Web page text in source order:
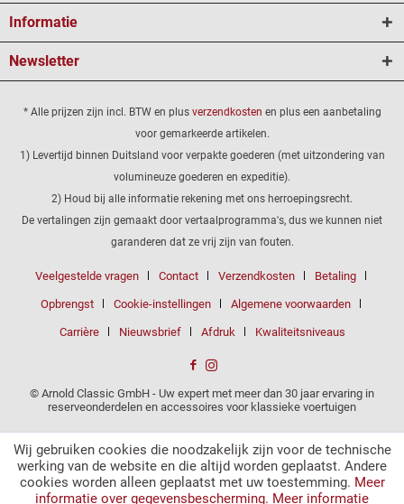
Informatie
Newsletter
* Alle prijzen zijn incl. BTW en plus verzendkosten en plus een aanbetaling
voor gemarkeerde artikelen.
1) Levertijd binnen Duitsland voor verpakte goederen (met uitzondering van
volumineuze goederen en expeditie).
2) Houd bij alle informatie rekening met ons herroepingsrecht.
De vertalingen zijn gemaakt door vertaalprogramma's, dus we kunnen niet
garanderen dat ze vrij zijn van fouten.
Veelgestelde vragen Contact Verzendkosten Betaling
Opbrengst Cookie-instellingen Algemene voorwaarden
Carrière Nieuwsbrief Afdruk Kwaliteitsniveaus
© Arnold Classic GmbH - Uw expert met meer dan 30 jaar ervaring in
reserveonderdelen en accessoires voor klassieke voertuigen
Wij gebruiken cookies die noodzakelijk zijn voor de technische
werking van de website en die altijd worden geplaatst. Andere
cookies worden alleen geplaatst met uw toestemming. Meer
informatie over gegevensbescherming. Meer informatie